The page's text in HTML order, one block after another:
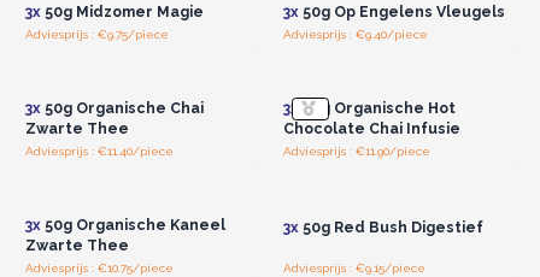
3x50g Midzomer Magie
Adviesprijs : €9.75/piece
3x50g Op Engelens Vleugels
Adviesprijs : €9.40/piece
3x50g Organische Chai
Zwarte Thee
Adviesprijs : €11.40/piece
3x 50g Organische Hot
Chocolate Chai Infusie
Adviesprijs : €11.90/piece
3x50g Organische Kaneel
Zwarte Thee
Adviesprijs : €10.75/piece
3x50g Red Bush Digestief
Adviesprijs : €9.15/piece